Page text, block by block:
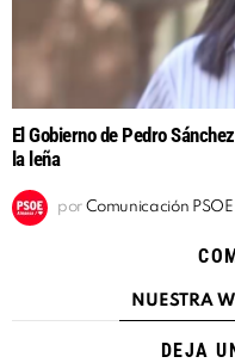
El Gobierno de Pedro
la leña
por Comunicación PSOE
NUESTRA
DEJA